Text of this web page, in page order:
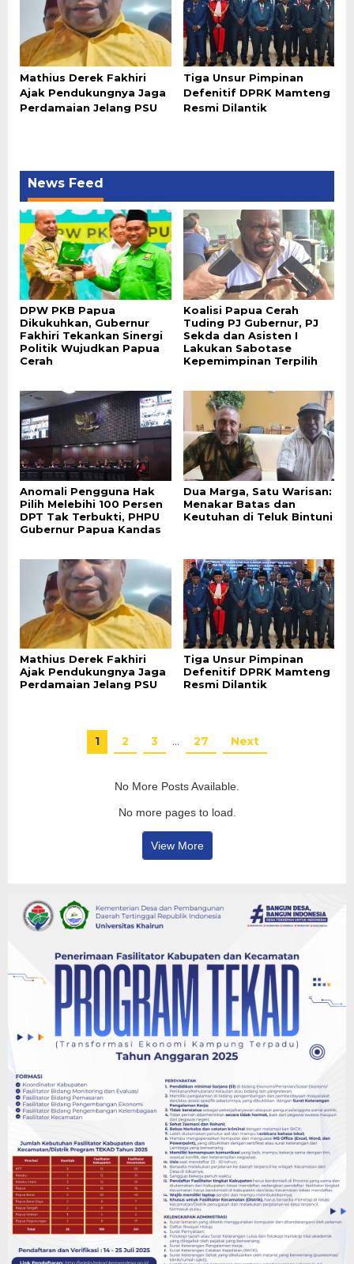
Mathius Derek Fakhiri
Ajak Pendukungnya Jaga
Perdamaian Jelang PSU
Tiga Unsur Pimpinan
Defenitif DPRK Mamteng
Resmi Dilantik
News Feed
DPW PKB Papua
Dikukuhkan, Gubernur
Fakhiri Tekankan Sinergi
Politik Wujudkan Papua
Cerah
Koalisi Papua Cerah
Tuding PJ Gubernur, PJ
Sekda dan Asisten I
Lakukan Sabotase
Kepemimpinan Terpilih
Anomali Pengguna Hak
Pilih Melebihi 100 Persen
DPT Tak Terbukti, PHPU
Gubernur Papua Kandas
Dua Marga, Satu Warisan:
Menakar Batas dan
Keutuhan di Teluk Bintuni
Mathius Derek Fakhiri
Ajak Pendukungnya Jaga
Perdamaian Jelang PSU
Tiga Unsur Pimpinan
Defenitif DPRK Mamteng
Resmi Dilantik
1 2 3 … 27 Next
No More Posts Available.
No more pages to load.
View More